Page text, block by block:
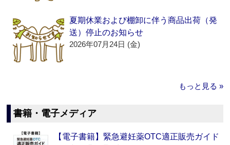
夏期休業および棚卸に伴う商品出荷（発
送）停止のお知らせ
2026年07月24日 (金)
もっと見る »
書籍・電子メディア
【電子書籍】緊急避妊薬OTC適正販売ガイド